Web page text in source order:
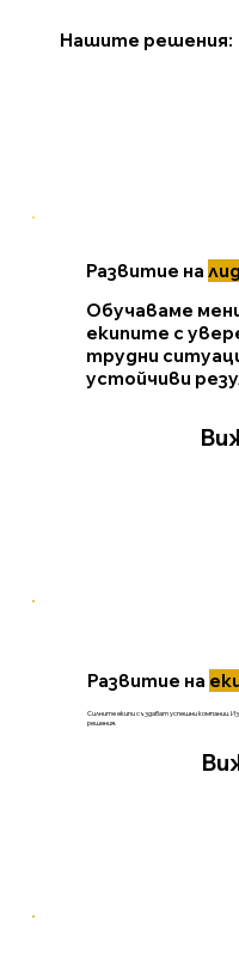
Нашите решения:
Развитие на
Обучаваме
екипите с
трудни
устойчиви
Развитие на
Силните екипи създават успешни компании.
решения.